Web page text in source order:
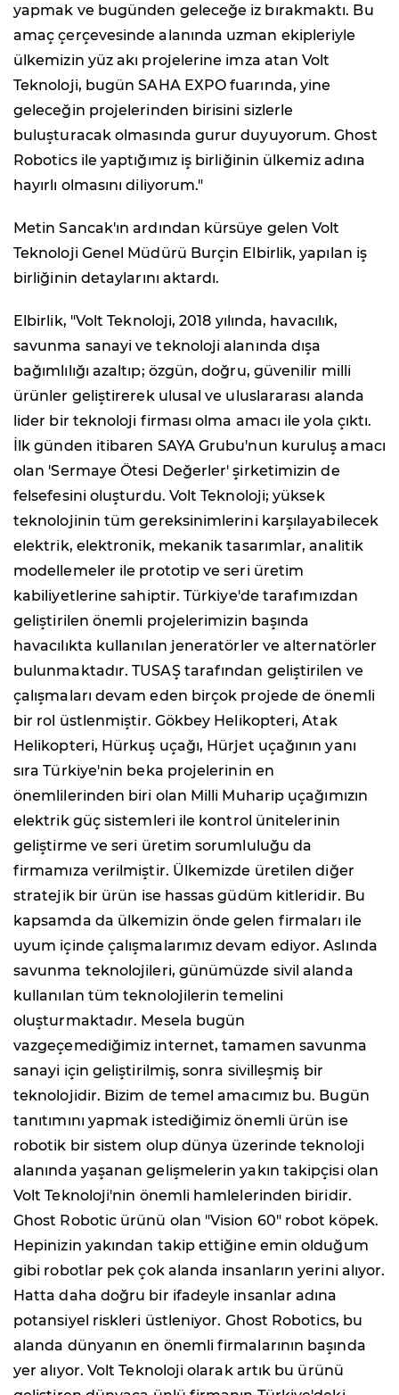
yapmak ve bugünden geleceğe iz bırakmaktı. Bu
amaç çerçevesinde alanında uzman ekipleriyle
ülkemizin yüz akı projelerine imza atan Volt
Teknoloji, bugün SAHA EXPO fuarında, yine
geleceğin projelerinden birisini sizlerle
buluşturacak olmasında gurur duyuyorum. Ghost
Robotics ile yaptığımız iş birliğinin ülkemiz adına
hayırlı olmasını diliyorum."
Metin Sancak'ın ardından kürsüye gelen Volt
Teknoloji Genel Müdürü Burçin Elbirlik, yapılan iş
birliğinin detaylarını aktardı.
Elbirlik, "Volt Teknoloji, 2018 yılında, havacılık,
savunma sanayi ve teknoloji alanında dışa
bağımlılığı azaltıp; özgün, doğru, güvenilir milli
ürünler geliştirerek ulusal ve uluslararası alanda
lider bir teknoloji firması olma amacı ile yola çıktı.
İlk günden itibaren SAYA Grubu'nun kuruluş amacı
olan 'Sermaye Ötesi Değerler' şirketimizin de
felsefesini oluşturdu. Volt Teknoloji; yüksek
teknolojinin tüm gereksinimlerini karşılayabilecek
elektrik, elektronik, mekanik tasarımlar, analitik
modellemeler ile prototip ve seri üretim
kabiliyetlerine sahiptir. Türkiye'de tarafımızdan
geliştirilen önemli projelerimizin başında
havacılıkta kullanılan jeneratörler ve alternatörler
bulunmaktadır. TUSAŞ tarafından geliştirilen ve
çalışmaları devam eden birçok projede de önemli
bir rol üstlenmiştir. Gökbey Helikopteri, Atak
Helikopteri, Hürkuş uçağı, Hürjet uçağının yanı
sıra Türkiye'nin beka projelerinin en
önemlilerinden biri olan Milli Muharip uçağımızın
elektrik güç sistemleri ile kontrol ünitelerinin
geliştirme ve seri üretim sorumluluğu da
firmamıza verilmiştir. Ülkemizde üretilen diğer
stratejik bir ürün ise hassas güdüm kitleridir. Bu
kapsamda da ülkemizin önde gelen firmaları ile
uyum içinde çalışmalarımız devam ediyor. Aslında
savunma teknolojileri, günümüzde sivil alanda
kullanılan tüm teknolojilerin temelini
oluşturmaktadır. Mesela bugün
vazgeçemediğimiz internet, tamamen savunma
sanayi için geliştirilmiş, sonra sivilleşmiş bir
teknolojidir. Bizim de temel amacımız bu. Bugün
tanıtımını yapmak istediğimiz önemli ürün ise
robotik bir sistem olup dünya üzerinde teknoloji
alanında yaşanan gelişmelerin yakın takipçisi olan
Volt Teknoloji'nin önemli hamlelerinden biridir.
Ghost Robotic ürünü olan "Vision 60" robot köpek.
Hepinizin yakından takip ettiğine emin olduğum
gibi robotlar pek çok alanda insanların yerini alıyor.
Hatta daha doğru bir ifadeyle insanlar adına
potansiyel riskleri üstleniyor. Ghost Robotics, bu
alanda dünyanın en önemli firmalarının başında
yer alıyor. Volt Teknoloji olarak artık bu ürünü